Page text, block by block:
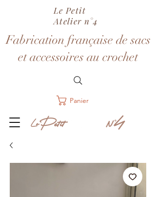
Le Petit
Atelier n°4
Fabrication française de sacs
et accessoires au crochet
Panier